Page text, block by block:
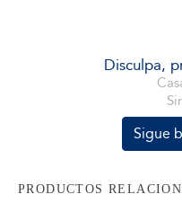
Disculpa,
Sigue
PRODUCTOS